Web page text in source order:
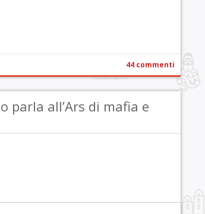
44 commenti
parla all’Ars di mafia e